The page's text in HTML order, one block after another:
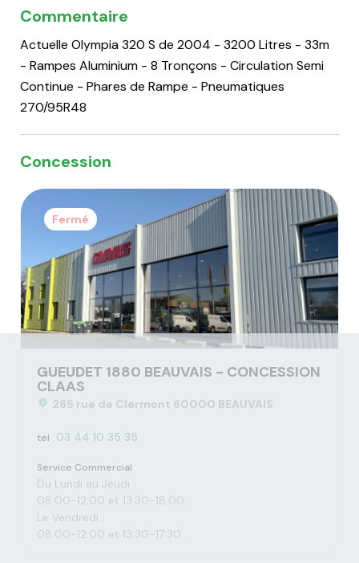
Commentaire
Actuelle Olympia 320 S de 2004 - 3200 Litres - 33m
- Rampes Aluminium - 8 Tronçons - Circulation Semi
Continue - Phares de Rampe - Pneumatiques
270/95R48
Concession
Fermé
GUEUDET 1880 BEAUVAIS - CONCESSION
CLAAS
265 rue de Clermont 60000 BEAUVAIS
tel 03 44 10 35 35
Service Commercial
Du Lundi au Jeudi :
08:00-12:00 et 13:30-18:00
Le Vendredi :
08:00-12:00 et 13:30-17:30